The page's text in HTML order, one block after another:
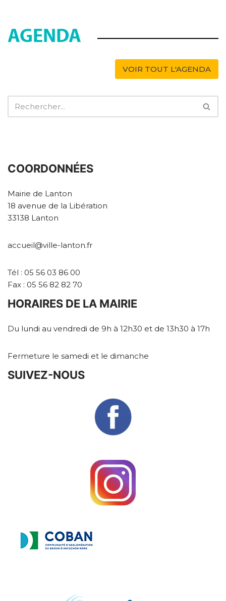
AGENDA
VOIR TOUT L'AGENDA
COORDONNÉES
Mairie de Lanton
18 avenue de la Libération
33138 Lanton
accueil@ville-lanton.fr
Tél : 05 56 03 86 00
Fax : 05 56 82 82 70
HORAIRES DE LA MAIRIE
Du lundi au vendredi de 9h à 12h30 et de 13h30 à 17h
Fermeture le samedi et le dimanche
SUIVEZ-NOUS